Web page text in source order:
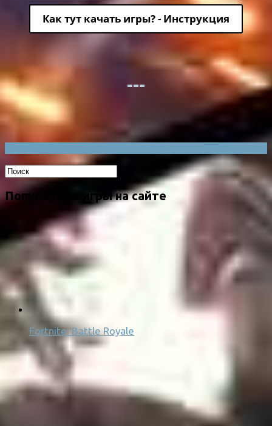
Как тут качать игры? - Инструкция
Популярные игры на сайте
Fortnite: Battle Royale